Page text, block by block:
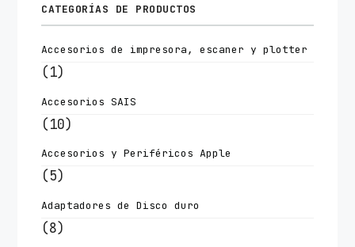
CATEGORÍAS DE PRODUCTOS
Accesorios de impresora, escaner y plotter
(1)
Accesorios SAIS
(10)
Accesorios y Periféricos Apple
(5)
Adaptadores de Disco duro
(8)